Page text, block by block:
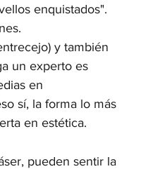
enquistados".
y también
un experto es
en
sí, la forma lo más
en estética.
pueden sentir la